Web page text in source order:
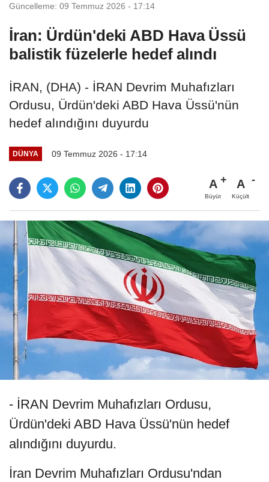
Güncelleme: 09 Temmuz 2026 - 17:14
İran: Ürdün'deki ABD Hava Üssü
balistik füzelerle hedef alındı
İRAN, (DHA) - İRAN Devrim Muhafızları
Ordusu, Ürdün'deki ABD Hava Üssü'nün
hedef alındığını duyurdu
DÜNYA 09 Temmuz 2026 - 17:14
A
Büyüt
A
Küçült
- İRAN Devrim Muhafızları Ordusu,
Ürdün'deki ABD Hava Üssü'nün hedef
alındığını duyurdu.
İran Devrim Muhafızları Ordusu'ndan